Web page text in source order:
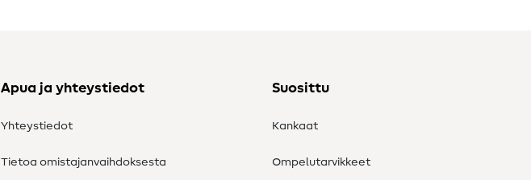
Apua ja yhteystiedot
Yhteystiedot
Tietoa omistajanvaihdoksesta
Suosittu
Kankaat
Ompelutarvikkeet